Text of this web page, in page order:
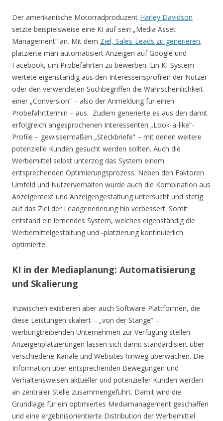
Der amerikanische Motorradproduzent Harley Davidson
setzte beispielsweise eine KI auf sein „Media Asset
Management“ an. Mit dem Ziel, Sales-Leads zu generieren,
platzierte man automatisiert Anzeigen auf Google und
Facebook, um Probefahrten zu bewerben. Ein KI-System
wertete eigenständig aus den Interessensprofilen der Nutzer
oder den verwendeten Suchbegriffen die Wahrscheinlichkeit
einer „Conversion“ – also der Anmeldung für einen
Probefahrttermin – aus. Zudem generierte es aus den damit
erfolgreich angesprochenen Interessenten „Look-a-like“-
Profile – gewissermaßen „Steckbriefe“ – mit denen weitere
potenzielle Kunden gesucht werden sollten. Auch die
Werbemittel selbst unterzog das System einem
entsprechenden Optimierungsprozess. Neben den Faktoren
Umfeld und Nutzerverhalten wurde auch die Kombination aus
Anzeigentext und Anzeigengestaltung untersucht und stetig
auf das Ziel der Leadgenerierung hin verbessert. Somit
entstand ein lernendes System, welches eigenständig die
Werbemittelgestaltung und -platzierung kontinuierlich
optimierte.
KI in der Mediaplanung: Automatisierung
und Skalierung
Inzwischen existieren aber auch Software-Plattformen, die
diese Leistungen skaliert – „von der Stange“ –
werbungtreibenden Unternehmen zur Verfügung stellen.
Anzeigenplatzierungen lassen sich damit standardisiert über
verschiedene Kanäle und Websites hinweg überwachen. Die
Information über entsprechenden Bewegungen und
Verhaltensweisen aktueller und potenzieller Kunden werden
an zentraler Stelle zusammengeführt. Damit wird die
Grundlage für ein optimiertes Mediamanagement geschaffen
und eine ergebnisorientierte Distribution der Werbemittel